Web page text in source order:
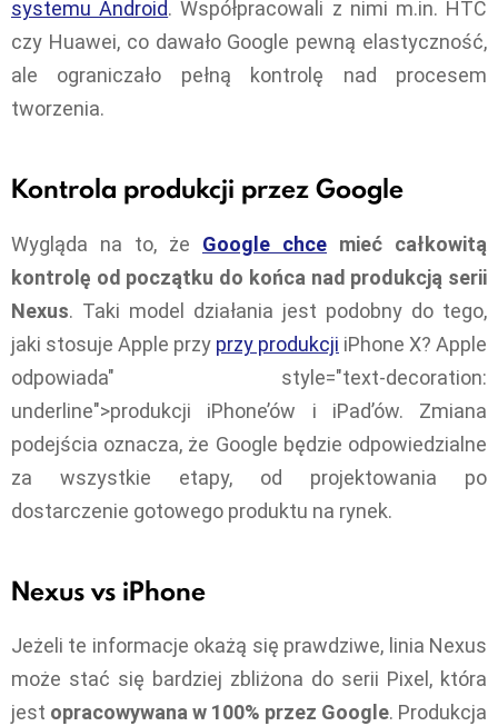
systemu Android. Współpracowali z nimi m.in. HTC
czy Huawei, co dawało Google pewną elastyczność,
ale ograniczało pełną kontrolę nad procesem
tworzenia.
Kontrola produkcji przez Google
Wygląda na to, że Google chce mieć całkowitą
kontrolę od początku do końca nad produkcją serii
Nexus. Taki model działania jest podobny do tego,
jaki stosuje Apple przy przy produkcji iPhone X? Apple
odpowiada" style="text-decoration:
underline">produkcji iPhone’ów i iPad’ów. Zmiana
podejścia oznacza, że Google będzie odpowiedzialne
za wszystkie etapy, od projektowania po
dostarczenie gotowego produktu na rynek.
Nexus vs iPhone
Jeżeli te informacje okażą się prawdziwe, linia Nexus
może stać się bardziej zbliżona do serii Pixel, która
jest opracowywana w 100% przez Google. Produkcja